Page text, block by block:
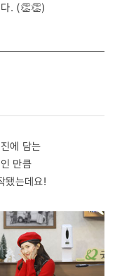
다. (👏👏)
에 담는
만큼
됐는데요!